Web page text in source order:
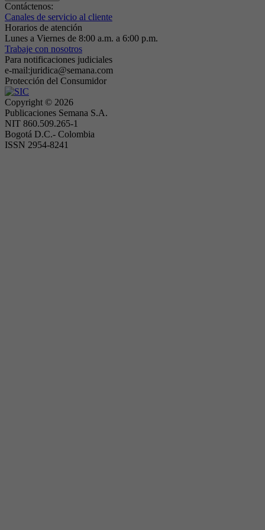
Contáctenos:
Canales de servicio al cliente
Horarios de atención
Lunes a Viernes de 8:00 a.m. a 6:00 p.m.
Trabaje con nosotros
Para notificaciones judiciales
e-mail:juridica@semana.com
Protección del Consumidor
Copyright © 2026
Publicaciones Semana S.A.
NIT 860.509.265-1
Bogotá D.C.- Colombia
ISSN 2954-8241